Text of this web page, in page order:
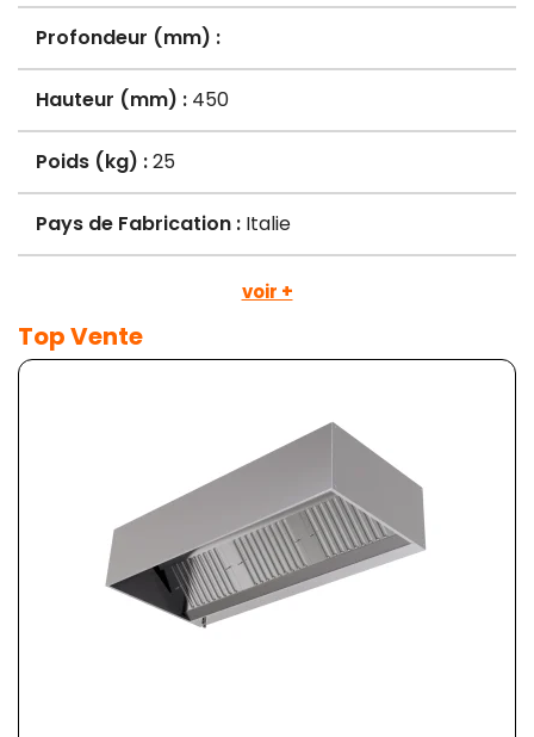
Profondeur (mm) :
Hauteur (mm) : 450
Poids (kg) :25
Pays de Fabrication : Italie
voir +
Top Vente